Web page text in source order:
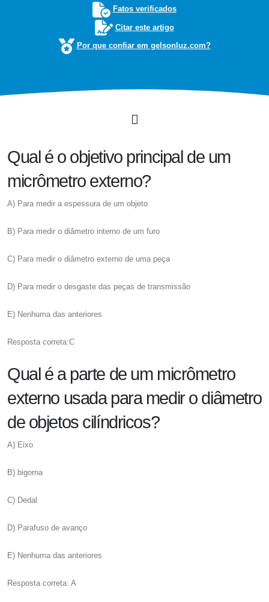
Fatos verificados
Citar este artigo
Por que confiar em gelsonluz.com?
Qual é o objetivo principal de um
micrômetro externo?
A) Para medir a espessura de um objeto
B) Para medir o diâmetro interno de um furo
C) Para medir o diâmetro externo de uma peça
D) Para medir o desgaste das peças de transmissão
E) Nenhuma das anteriores
Resposta correta:C
Qual é a parte de um micrômetro
externo usada para medir o diâmetro
de objetos cilíndricos?
A) Eixo
B) bigorna
C) Dedal
D) Parafuso de avanço
E) Nenhuma das anteriores
Resposta correta: A